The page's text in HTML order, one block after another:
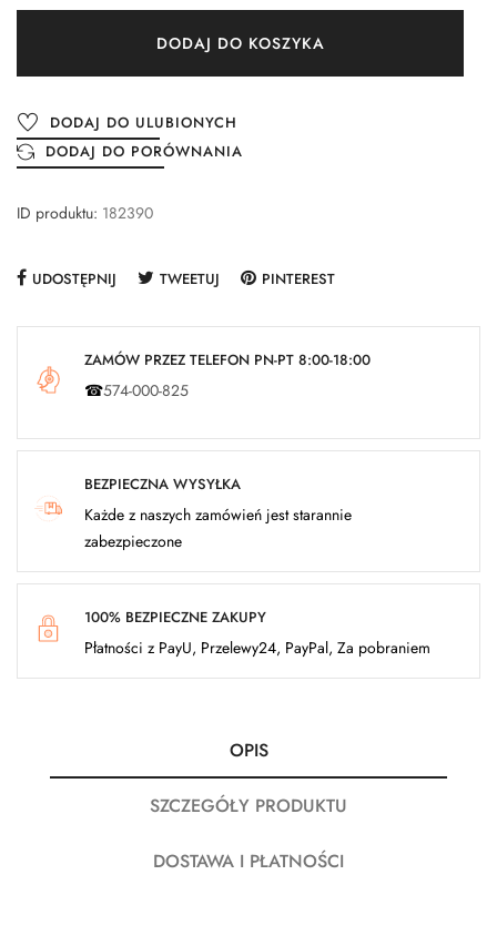
DODAJ DO KOSZYKA
DODAJ DO ULUBIONYCH
DODAJ DO PORÓWNANIA
ID produktu: 182390
UDOSTĘPNIJ TWEETUJ PINTEREST
ZAMÓW PRZEZ TELEFON PN-PT 8:00-18:00
☎574-000-825
BEZPIECZNA WYSYŁKA
Każde z naszych zamówień jest starannie
zabezpieczone
100% BEZPIECZNE ZAKUPY
Płatności z PayU, Przelewy24, PayPal, Za pobraniem
OPIS
SZCZEGÓŁY PRODUKTU
DOSTAWA I PŁATNOŚCI